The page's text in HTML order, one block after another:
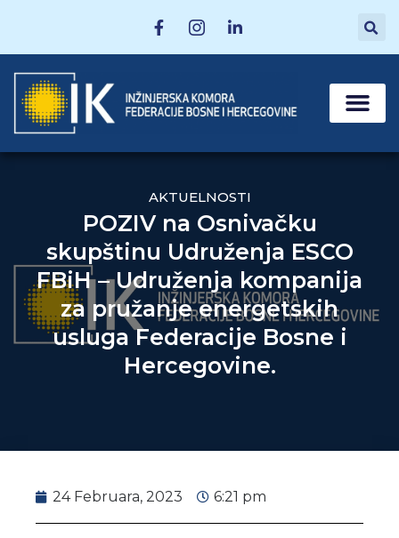
AKTUELNOSTI
POZIV na Osnivačku
skupštinu Udruženja ESCO
FBiH – Udruženja kompanija
za pružanje energetskih
usluga Federacije Bosne i
Hercegovine.
24 Februara, 2023 6:21 pm